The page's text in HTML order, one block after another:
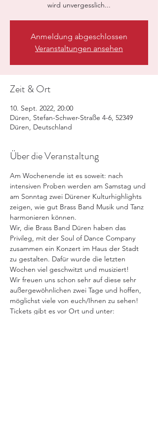
wird unvergesslich...
Anmeldung abgeschlossen
Veranstaltungen ansehen
Zeit & Ort
10. Sept. 2022, 20:00
Düren, Stefan-Schwer-Straße 4-6, 52349
Düren, Deutschland
Über die Veranstaltung
Am Wochenende ist es soweit: nach
intensiven Proben werden am Samstag und
am Sonntag zwei Dürener Kulturhighlights
zeigen, wie gut Brass Band Musik und Tanz
harmonieren können.
Wir, die Brass Band Düren haben das
Privileg, mit der Soul of Dance Company
zusammen ein Konzert im Haus der Stadt
zu gestalten. Dafür wurde die letzten
Wochen viel geschwitzt und musiziert!
Wir freuen uns schon sehr auf diese sehr
außergewöhnlichen zwei Tage und hoffen,
möglichst viele von euch/Ihnen zu sehen!
Tickets gibt es vor Ort und unter: